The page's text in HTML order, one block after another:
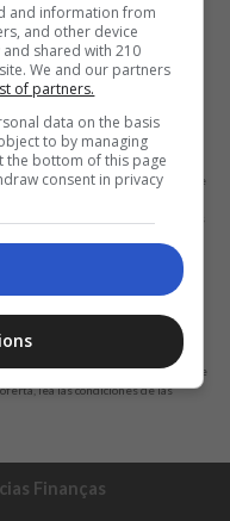
para liberar ningún tipo de
o préstamo. Si esto sucede,
Trabajamos para mantener
que esta información puede
web de instituciones financieras o
respecto a las instituciones con las
en este sitio
información esté actualizada.
de compra de las instituciones
información actualizada y precisa.
web de instituciones financieras,
En el caso de
se presentan sin garantía de que
lea las condiciones de las
Finanças
and information from
and other device
shared with 210
We and our partners
of partners.
data on the basis
to by managing
the bottom of this page
consent in privacy